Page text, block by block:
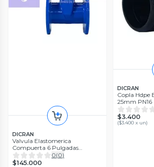
DICRAN
Valvula Elastomerica
Compuerta 6 Pulgadas
(150mm)
0(0)
$145.000
DICRAN
Copla Hdpe
25mm PN16
$3.400
($3.400 x un)